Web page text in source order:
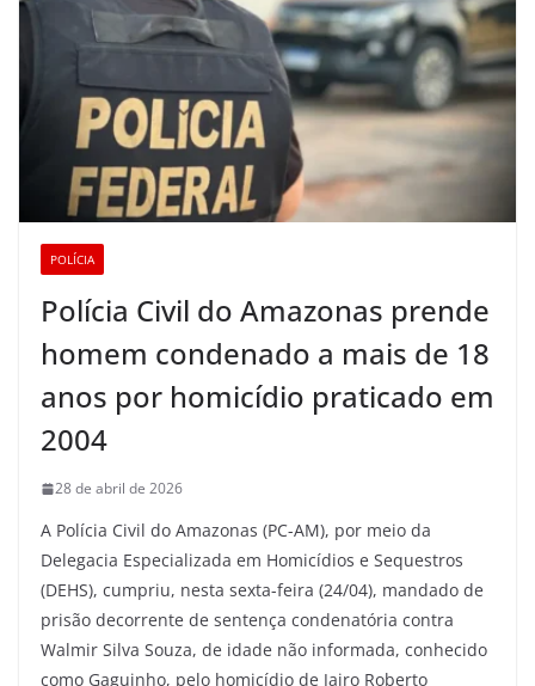
POLÍCIA
Polícia Civil do Amazonas prende
homem condenado a mais de 18
anos por homicídio praticado em
2004
28 de abril de 2026
A Polícia Civil do Amazonas (PC-AM), por meio da
Delegacia Especializada em Homicídios e Sequestros
(DEHS), cumpriu, nesta sexta-feira (24/04), mandado de
prisão decorrente de sentença condenatória contra
Walmir Silva Souza, de idade não informada, conhecido
como Gaguinho, pelo homicídio de Jairo Roberto